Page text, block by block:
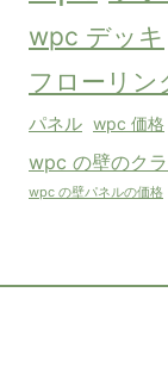
wpc デッキ
フローリン
パネル wpc 価格
wpc の壁のク
wpc の壁パネルの価格